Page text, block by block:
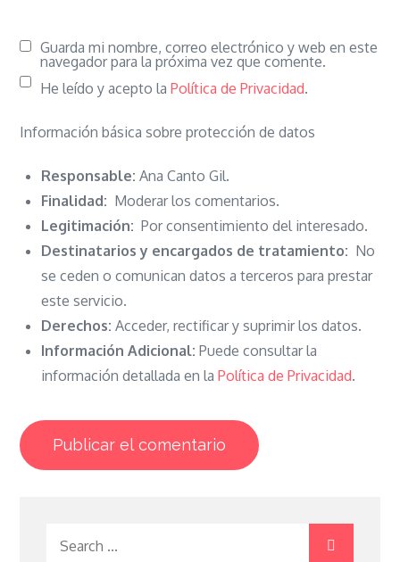
Guarda mi nombre, correo electrónico y web en este
navegador para la próxima vez que comente.
He leído y acepto laPolítica de Privacidad.
Información básica sobre protección de datos
Responsable: Ana Canto Gil.
Finalidad: Moderar los comentarios.
Legitimación: Por consentimiento del interesado.
Destinatarios y encargados de tratamiento: No
se ceden o comunican datos a terceros para prestar
este servicio.
Derechos: Acceder, rectificar y suprimir los datos.
Información Adicional: Puede consultar la
información detallada en laPolítica de Privacidad.